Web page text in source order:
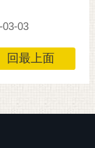
03
回最上面